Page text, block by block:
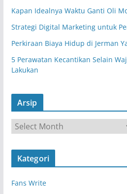
Kapan Idealnya Waktu Ganti Oli
Strategi Digital Marketing untuk
Perkiraan Biaya Hidup di Jerman
5 Perawatan Kecantikan Selain
Lakukan
Arsip
s
Kategori
Fans Write